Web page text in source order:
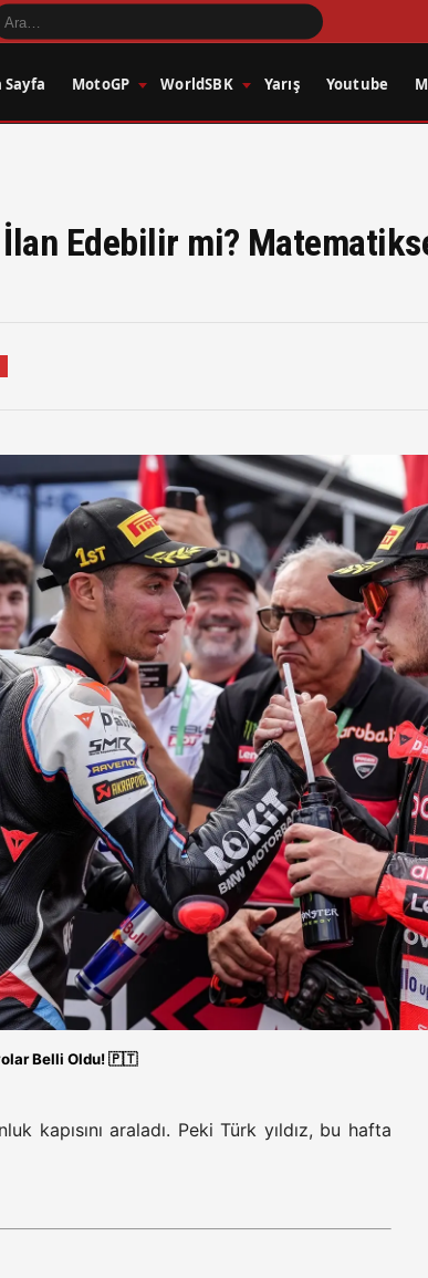
Sayfa MotoGP WorldSBK Yarış Youtube
İlan Edebilir mi?
Belli Oldu! 🇵🇹
kapısını araladı. Peki Türk yıldız, bu hafta